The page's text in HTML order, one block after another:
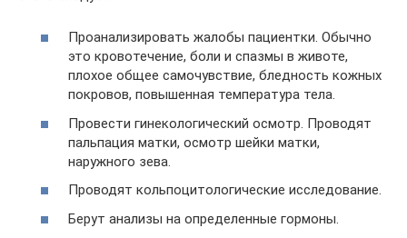
Проанализировать жалобы пациентки. Обычно
это кровотечение, боли и спазмы в животе,
плохое общее самочувствие, бледность кожных
покровов, повышенная температура тела.
Провести гинекологический осмотр. Проводят
пальпация матки, осмотр шейки матки,
наружного зева.
Проводят кольпоцитологические исследование.
Берут анализы на определенные гормоны.